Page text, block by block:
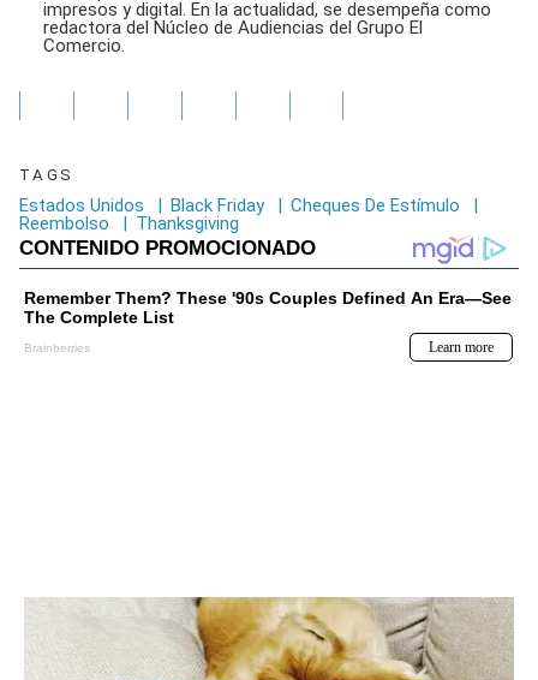
impresos y digital. En la actualidad, se desempeña como
redactora del Núcleo de Audiencias del Grupo El
Comercio.
TAGS
Estados Unidos Black Friday Cheques De Estímulo
Reembolso
Thanksgiving